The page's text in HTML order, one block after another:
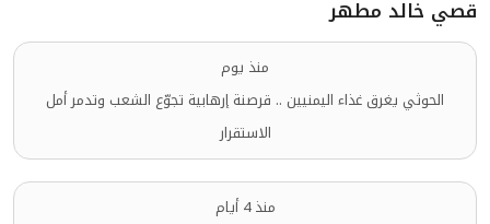
قصي خالد مطهر
منذ يوم
الحوثي يغرق غذاء اليمنيين .. قرصنة إرهابية تجوّع الشعب وتدمر أمل
الاستقرار
منذ 4 أيام